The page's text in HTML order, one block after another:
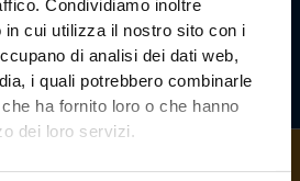
Condividiamo inoltre
in cui utilizza il nostro sito con i
di analisi dei dati web,
i quali potrebbero combinarle
ha fornito loro o che hanno
dei loro servizi.